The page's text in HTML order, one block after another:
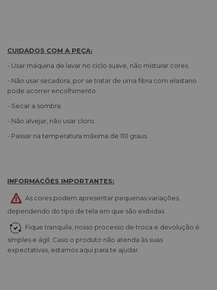
CUIDADOS COM A PEÇA:
- Usar máquina de lavar no ciclo suave, não misturar cores.
- Não usar secadora, por se tratar de uma fibra com elastano
pode acorrer encolhimento.
- Secar a sombra.
- Não alvejar, não usar cloro.
- Passar na temperatura máxima de 110 graus.
INFORMAÇÕES IMPORTANTES:
As cores podem apresentar pequenas variações,
dependendo do tipo de tela em que são exibidas.
Fique tranquila, nosso processo de troca e devolução é
simples e ágil. Caso o produto não atenda às suas
expectativas, estamos aqui para te ajudar.